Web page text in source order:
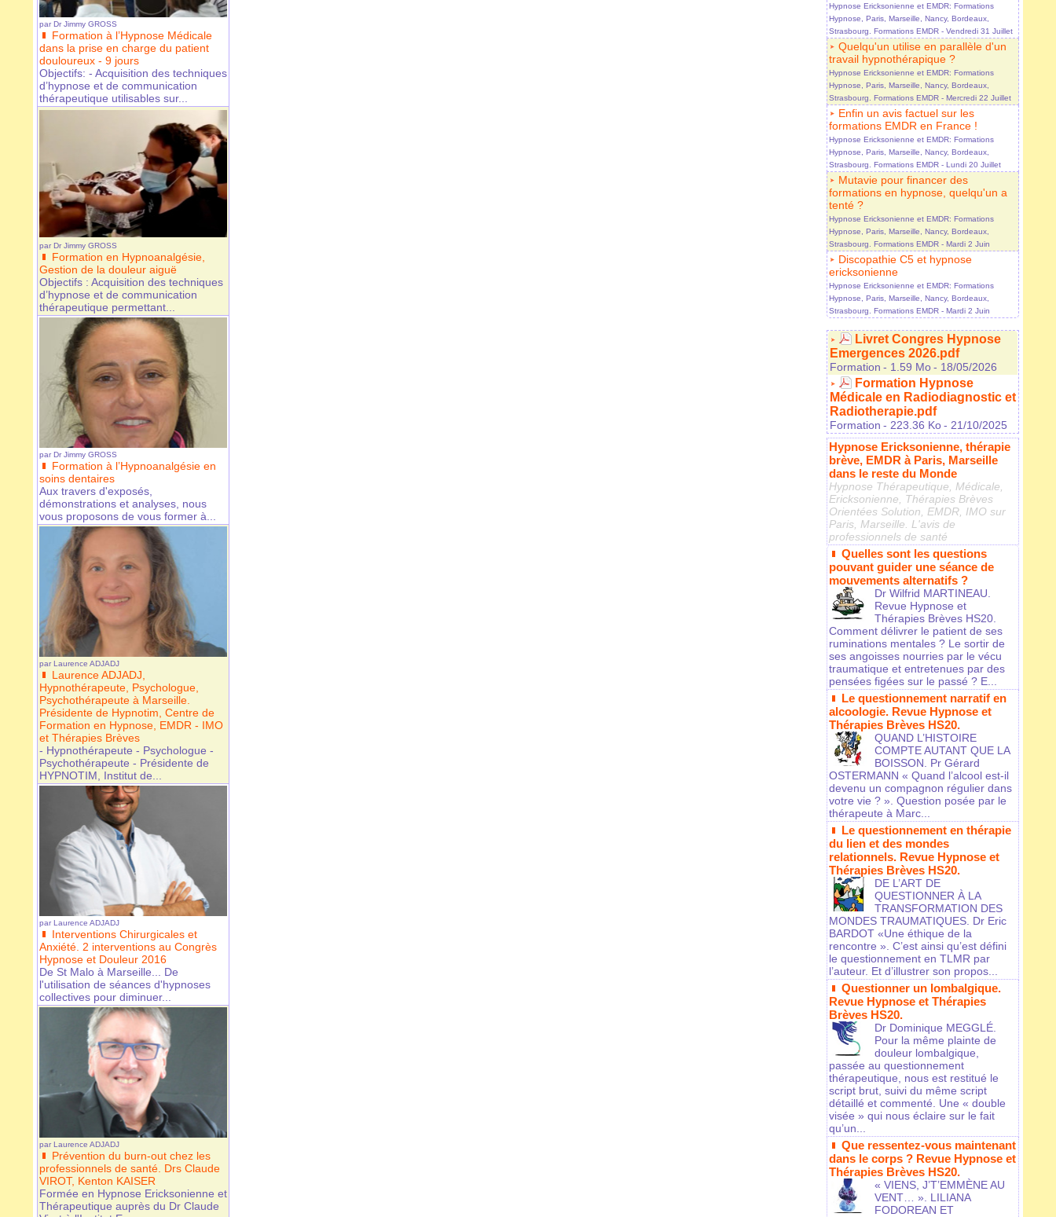
par Dr Jimmy GROSS
Formation à l’Hypnose Médicale
dans la prise en charge du patient
douloureux - 9 jours
Objectifs: - Acquisition des techniques
d’hypnose et de communication
thérapeutique utilisables sur...
par Dr Jimmy GROSS
Formation en Hypnoanalgésie,
Gestion de la douleur aiguë
Objectifs : Acquisition des techniques
d’hypnose et de communication
thérapeutique permettant...
par Dr Jimmy GROSS
Formation à l’Hypnoanalgésie en
soins dentaires
Aux travers d'exposés,
démonstrations et analyses, nous
vous proposons de vous former à...
par Laurence ADJADJ
Laurence ADJADJ,
Hypnothérapeute, Psychologue,
Psychothérapeute à Marseille.
Présidente de Hypnotim, Centre de
Formation en Hypnose, EMDR - IMO
et Thérapies Brèves
- Hypnothérapeute - Psychologue -
Psychothérapeute - Présidente de
HYPNOTIM, Institut de...
par Laurence ADJADJ
Interventions Chirurgicales et
Anxiété. 2 interventions au Congrès
Hypnose et Douleur 2016
De St Malo à Marseille... De
l'utilisation de séances d'hypnoses
collectives pour diminuer...
par Laurence ADJADJ
Prévention du burn-out chez les
professionnels de santé. Drs Claude
VIROT, Kenton KAISER
Formée en Hypnose Ericksonienne et
Thérapeutique auprès du Dr Claude
Hypnose Ericksonienne et EMDR: Formations
Hypnose, Paris, Marseille, Nancy, Bordeaux,
Strasbourg. Formations EMDR - Vendredi 31 Juillet
Quelqu'un utilise en parallèle d'un
travail hypnothérapique ?
Hypnose Ericksonienne et EMDR: Formations
Hypnose, Paris, Marseille, Nancy, Bordeaux,
Strasbourg. Formations EMDR - Mercredi 22 Juillet
Enfin un avis factuel sur les
formations EMDR en France !
Hypnose Ericksonienne et EMDR: Formations
Hypnose, Paris, Marseille, Nancy, Bordeaux,
Strasbourg. Formations EMDR - Lundi 20 Juillet
Mutavie pour financer des
formations en hypnose, quelqu'un a
tenté ?
Hypnose Ericksonienne et EMDR: Formations
Hypnose, Paris, Marseille, Nancy, Bordeaux,
Strasbourg. Formations EMDR - Mardi 2 Juin
Discopathie C5 et hypnose
ericksonienne
Hypnose Ericksonienne et EMDR: Formations
Hypnose, Paris, Marseille, Nancy, Bordeaux,
Strasbourg. Formations EMDR - Mardi 2 Juin
Livret Congres Hypnose
Emergences 2026.pdf
Formation - 1.59 Mo- 18/05/2026
Formation Hypnose
Médicale en Radiodiagnostic et
Radiotherapie.pdf
Formation - 223.36 Ko- 21/10/2025
Hypnose Ericksonienne, thérapie
brève, EMDR à Paris, Marseille
dans le reste du Monde
Hypnose Thérapeutique, Médicale,
Ericksonienne, Thérapies Brèves
Orientées Solution, EMDR, IMO sur
Paris, Marseille. L'avis de
professionnels de santé
Quelles sont les questions
pouvant guider une séance de
mouvements alternatifs ?
Dr Wilfrid MARTINEAU.
Revue Hypnose et
Thérapies Brèves HS20.
Comment délivrer le patient de ses
ruminations mentales ? Le sortir de
ses angoisses nourries par le vécu
traumatique et entretenues par des
pensées figées sur le passé ? E...
Le questionnement narratif en
alcoologie. Revue Hypnose et
Thérapies Brèves HS20.
QUAND L’HISTOIRE
COMPTE AUTANT QUE LA
BOISSON. Pr Gérard
OSTERMANN « Quand l’alcool est-il
devenu un compagnon régulier dans
votre vie ? ». Question posée par le
thérapeute à Marc...
Le questionnement en thérapie
du lien et des mondes
relationnels. Revue Hypnose et
Thérapies Brèves HS20.
DE L’ART DE
QUESTIONNER À LA
TRANSFORMATION DES
MONDES TRAUMATIQUES. Dr Eric
BARDOT «Une éthique de la
rencontre ». C’est ainsi qu’est défini
le questionnement en TLMR par
l’auteur. Et d’illustrer son propos...
Questionner un lombalgique.
Revue Hypnose et Thérapies
Brèves HS20.
Dr Dominique MEGGLÉ.
Pour la même plainte de
douleur lombalgique,
passée au questionnement
thérapeutique, nous est restitué le
script brut, suivi du même script
détaillé et commenté. Une « double
visée » qui nous éclaire sur le fait
qu’un...
Que ressentez-vous maintenant
dans le corps ? Revue Hypnose et
Thérapies Brèves HS20.
« VIENS, J’T’EMMÈNE AU
VENT… ». LILIANA
FODOREAN ET